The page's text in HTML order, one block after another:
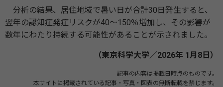
分析の結果、居住地域で暑い日が合計30日発生すると、
翌年の認知症発症リスクが40～150％増加し、その影響が
数年にわたり持続する可能性があることが示されました。
（東京科学大学／2026年 1月8日）
記事の内容は掲載日時点のものです。
本サイトに掲載されている記事・写真・図表の無断転載を禁じます。